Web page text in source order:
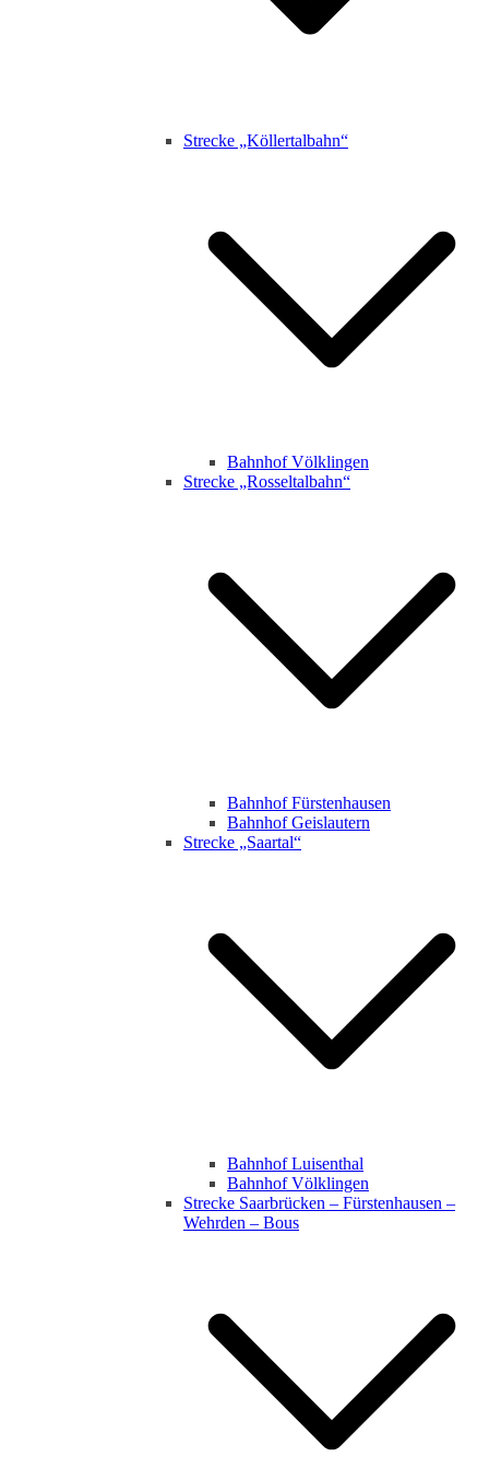
Strecke „Köllertalbahn“
Bahnhof Völklingen
Strecke „Rosseltalbahn“
Bahnhof Fürstenhausen
Bahnhof Geislautern
Strecke „Saartal“
Bahnhof Luisenthal
Bahnhof Völklingen
Strecke Saarbrücken – Fürstenhausen –
Wehrden – Bous